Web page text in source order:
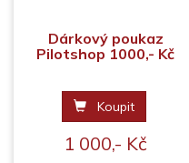
Dárkový poukaz
Pilotshop 1000,- Kč
Koupit
1 000,- Kč